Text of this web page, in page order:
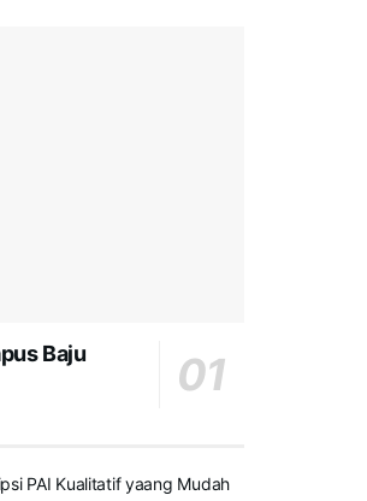
Baju
PAI Kualitatif yaang Mudah